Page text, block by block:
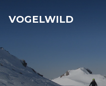
Inhalten
VOGELWILD